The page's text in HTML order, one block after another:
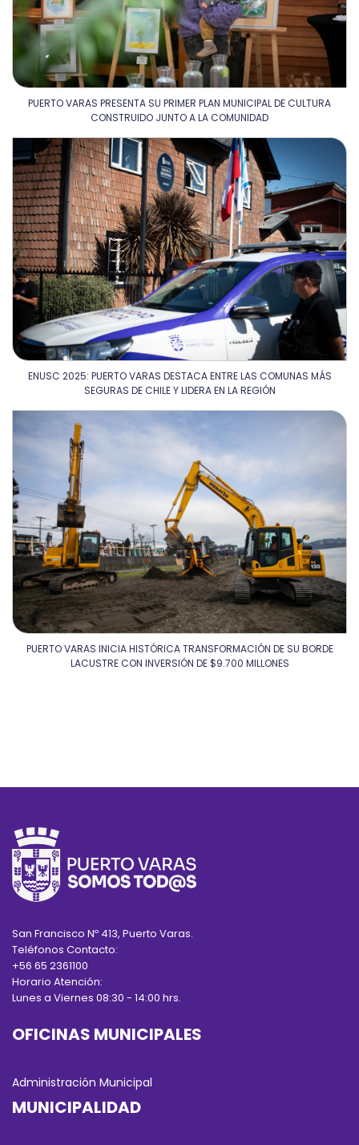
PUERTO VARAS PRESENTA SU PRIMER PLAN MUNICIPAL DE CULTURA
CONSTRUIDO JUNTO A LA COMUNIDAD
ENUSC 2025: PUERTO VARAS DESTACA ENTRE LAS COMUNAS MÁS
SEGURAS DE CHILE Y LIDERA EN LA REGIÓN
PUERTO VARAS INICIA HISTÓRICA TRANSFORMACIÓN DE SU BORDE
LACUSTRE CON INVERSIÓN DE $9.700 MILLONES
San Francisco Nº 413, Puerto Varas.
Teléfonos Contacto:
+56 65 2361100
Horario Atención:
Lunes a Viernes 08:30 - 14:00 hrs.
OFICINAS MUNICIPALES
Administración Municipal
MUNICIPALIDAD